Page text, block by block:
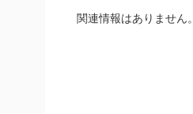
関連情報はありません。